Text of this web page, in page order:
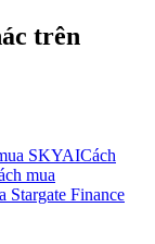
trên
SKYAICách
mua
Stargate Finance